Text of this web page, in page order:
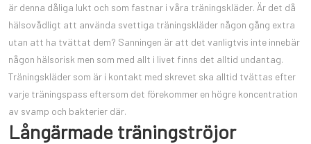
är denna dåliga lukt och som fastnar i våra träningskläder. Är det då
hälsovådligt att använda svettiga träningskläder någon gång extra
utan att ha tvättat dem? Sanningen är att det vanligtvis inte innebär
någon hälsorisk men som med allt i livet finns det alltid undantag.
Träningskläder som är i kontakt med skrevet ska alltid tvättas efter
varje träningspass eftersom det förekommer en högre koncentration
av svamp och bakterier där.
Långärmade träningströjor